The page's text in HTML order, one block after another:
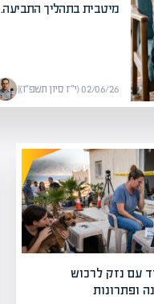
מיטבית בתהליך התביעה.
02/06/26 (י״ז סיון תשפ״ו) |
עם נזק לרכוש
ופתרונות